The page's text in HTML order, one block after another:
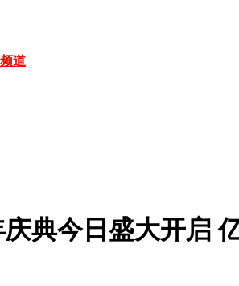
道
庆典今日盛大开启